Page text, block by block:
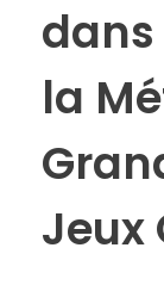
dans
la
Jeux